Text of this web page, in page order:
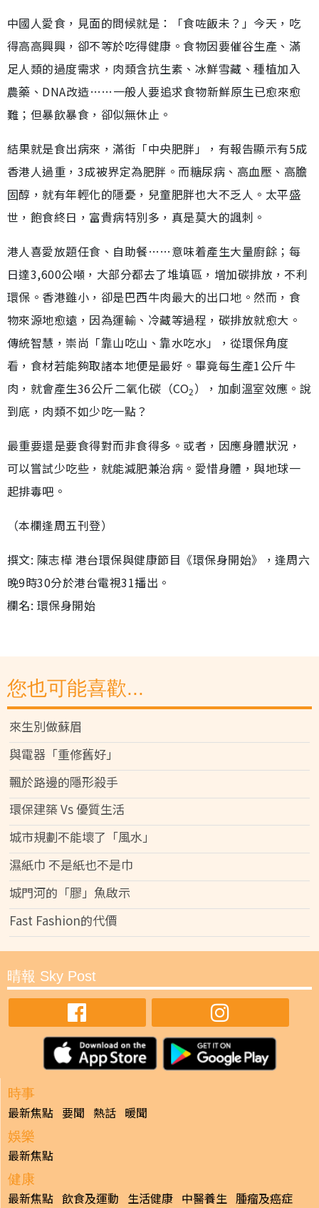
中國人愛食，見面的問候就是：「食咗飯未？」今天，吃
得高高興興，卻不等於吃得健康。食物因要催谷生產、滿
足人類的過度需求，肉類含抗生素、冰鮮雪藏、種植加入
農藥、DNA改造……一般人要追求食物新鮮原生已愈來愈
難；但暴飲暴食，卻似無休止。
結果就是食出病來，滿街「中央肥胖」，有報告顯示有5成
香港人過重，3成被界定為肥胖。而糖尿病、高血壓、高膽
固醇，就有年輕化的隱憂，兒童肥胖也大不乏人。太平盛
世，飽食終日，富貴病特別多，真是莫大的諷刺。
港人喜愛放題任食、自助餐……意味着產生大量廚餘；每
日達3,600公噸，大部分都去了堆填區，增加碳排放，不利
環保。香港雖小，卻是巴西牛肉最大的出口地。然而，食
物來源地愈遠，因為運輸、冷藏等過程，碳排放就愈大。
傳統智慧，崇尚「靠山吃山、靠水吃水」，從環保角度
看，食材若能夠取諸本地便是最好。畢竟每生產1公斤牛
肉，就會產生36公斤二氧化碳（CO2），加劇溫室效應。說
到底，肉類不如少吃一點？
最重要還是要食得對而非食得多。或者，因應身體狀況，
可以嘗試少吃些，就能減肥兼治病。愛惜身體，與地球一
起排毒吧。
（本欄逢周五刊登）
撰文: 陳志樺 港台環保與健康節目《環保身開始》，逢周六
晚9時30分於港台電視31播出。
欄名: 環保身開始
您也可能喜歡...
來生別做蘇眉
與電器「重修舊好」
飄於路邊的隱形殺手
環保建築 Vs 優質生活
城市規劃不能壞了「風水」
濕紙巾 不是紙也不是巾
城門河的「膠」魚啟示
Fast Fashion的代價
晴報 Sky Post
時事
最新焦點 要聞 熱話 暖聞
娛樂
最新焦點
健康
最新焦點 飲食及運動 生活健康 中醫養生 腫瘤及癌症